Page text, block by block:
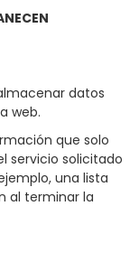
datos
web.
que solo
servicio solicitado
una lista
al terminar la